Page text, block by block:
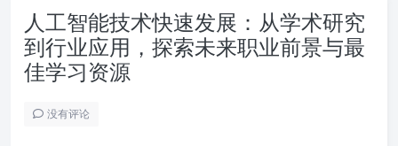
人工智能技术快速发展：从学术研究
到行业应用，探索未来职业前景与最
佳学习资源
没有评论